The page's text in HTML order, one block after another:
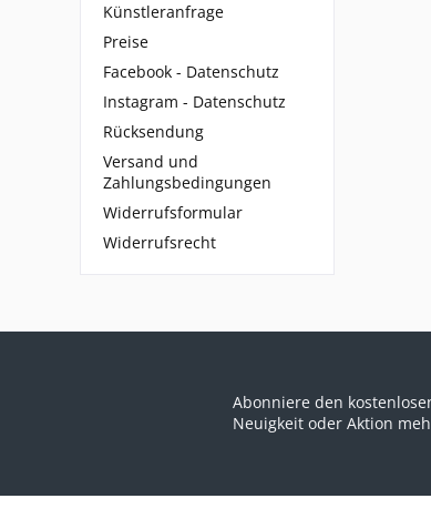
Künstleranfrage
Preise
Facebook - Datenschutz
Instagram - Datenschutz
Rücksendung
Versand und
Zahlungsbedingungen
Widerrufsformular
Widerrufsrecht
Abonniere den
Neuigkeit oder Aktion